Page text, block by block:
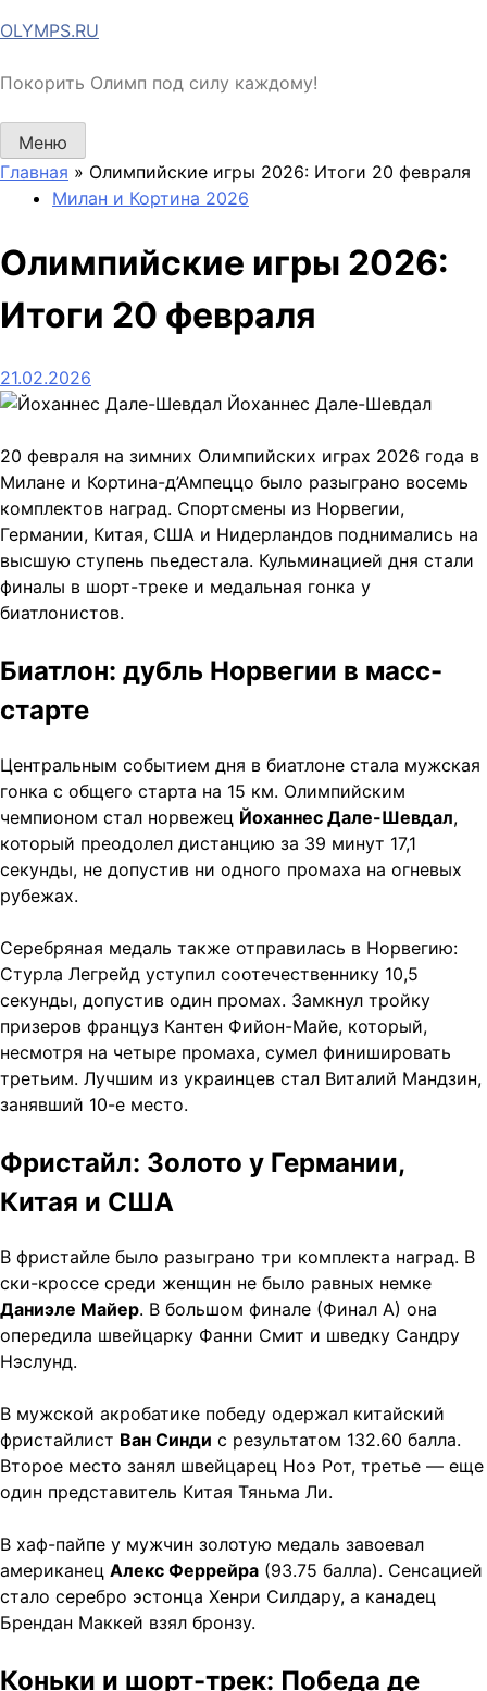
Перейти
содержимому
OLYMPS.RU
Покорить Олимп под силу каждому!
Меню
Главная » Олимпийские игры 2026: Итоги 20 февраля
Милан и Кортина 2026
Олимпийские игры 2026:
Итоги 20 февраля
21.02.2026
Йоханнес Дале-Шевдал
20 февраля на зимних Олимпийских играх 2026 года в
Милане и Кортина-д’Ампеццо было разыграно восемь
комплектов наград. Спортсмены из Норвегии,
Германии, Китая, США и Нидерландов поднимались на
высшую ступень пьедестала. Кульминацией дня стали
финалы в шорт-треке и медальная гонка у
биатлонистов.
Биатлон: дубль Норвегии в масс-
старте
Центральным событием дня в биатлоне стала мужская
гонка с общего старта на 15 км. Олимпийским
чемпионом стал норвежец Йоханнес Дале-Шевдал,
который преодолел дистанцию за 39 минут 17,1
секунды, не допустив ни одного промаха на огневых
рубежах.
Серебряная медаль также отправилась в Норвегию:
Стурла Легрейд уступил соотечественнику 10,5
секунды, допустив один промах. Замкнул тройку
призеров француз Кантен Фийон-Майе, который,
несмотря на четыре промаха, сумел финишировать
третьим. Лучшим из украинцев стал Виталий Мандзин,
занявший 10-е место.
Фристайл: Золото у Германии,
Китая и США
В фристайле было разыграно три комплекта наград. В
ски-кроссе среди женщин не было равных немке
Даниэле Майер. В большом финале (Финал А) она
опередила швейцарку Фанни Смит и шведку Сандру
Нэслунд.
В мужской акробатике победу одержал китайский
фристайлист Ван Синди с результатом 132.60 балла.
Второе место занял швейцарец Ноэ Рот, третье — еще
один представитель Китая Тяньма Ли.
В хаф-пайпе у мужчин золотую медаль завоевал
американец Алекс Феррейра (93.75 балла). Сенсацией
стало серебро эстонца Хенри Силдару, а канадец
Брендан Маккей взял бронзу.
Коньки и шорт-трек: Победа де